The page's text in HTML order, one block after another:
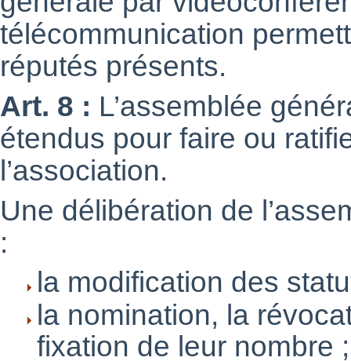
télécommunication
réputés présents.
Art. 8 : L’assemblée
étendus pour faire ou
l’association.
Une délibération de
:
la modification des
la nomination, la
fixation de leur nombre ;